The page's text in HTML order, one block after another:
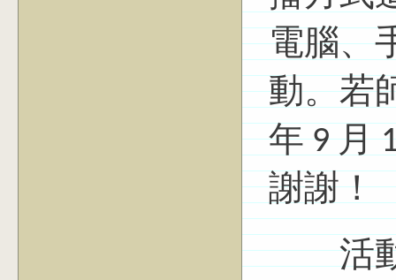
電腦、
動。若
年 9 月
謝謝！
活動